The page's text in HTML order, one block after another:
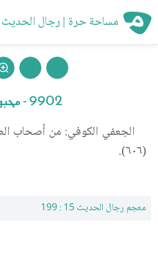
مساحة حرة | رجال الحديث
9902 - محبوب بن سالم
الجعفي الكوفي: من أصحاب
(٦٠٦).
معجم رجال الحديث 15 : 199